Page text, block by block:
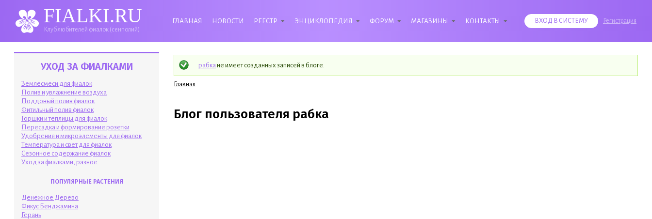
FIALKI.RU
Клуб любителей фиалок (сенполий)
ГЛАВНАЯ НОВОСТИ РЕЕСТР ЭНЦИКЛОПЕДИЯ ФОРУМ МАГАЗИНЫ КОНТАКТЫ ВХОД В СИСТЕМУ Регистрация
УХОД ЗА ФИАЛКАМИ
Землесмеси для фиалок
Полив и увлажнение воздуха
Поддоный полив фиалок
Фитильный полив фиалок
Горшки и теплицы для фиалок
Пересадка и формирование розетки
Удобрения и микроэлементы для фиалок
Температура и свет для фиалок
Сезонное содержание фиалок
Уход за фиалками, разное
ПОПУЛЯРНЫЕ РАСТЕНИЯ
Денежное Дерево
Фикус Бенджамина
Герань
Статус
рабкане имеет созданных записей в блоге.
Вы здесь
Главная
Блог пользователя рабка